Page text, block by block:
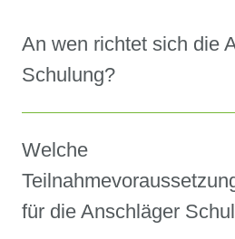
An wen richtet sich die
Schulung?
Welche
für die Anschläger